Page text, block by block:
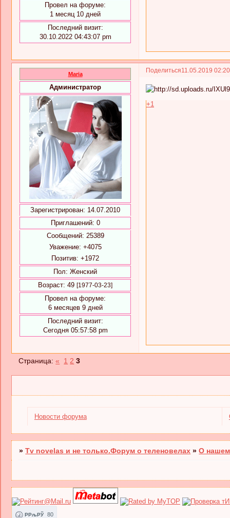
Провел на форуме:
1 месяц 10 дней
Последний визит:
30.10.2022 04:43:07 pm
Поделиться11.05.2019
Maria
Администратор
Зарегистрирован: 14.07.2010
Приглашений: 0
Сообщений: 25389
Уважение: +4075
Позитив: +1972
Пол: Женский
Возраст: 49 [1977-03-23]
Провел на форуме:
6 месяцев 9 дней
Последний визит:
Сегодня 05:57:58 pm
+1
Страница:« 1 2 3
Новости форума
»Tv novelas и не только.Форум о теленовелах »О
РРљРЎ 80